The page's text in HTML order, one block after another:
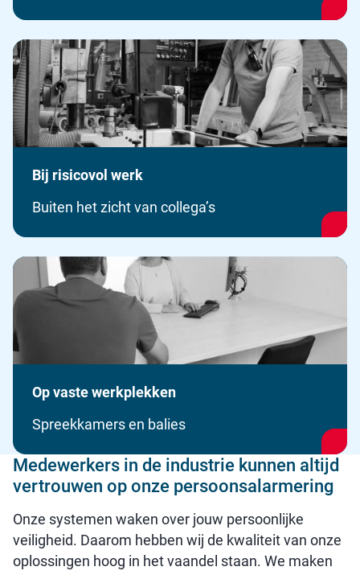
Bij risicovol werk
Buiten het zicht van collega’s
Op vaste werkplekken
Spreekkamers en balies
Medewerkers in de industrie kunnen altijd
vertrouwen op onze persoonsalarmering
Onze systemen waken over jouw persoonlijke
veiligheid. Daarom hebben wij de kwaliteit van onze
oplossingen hoog in het vaandel staan. We maken